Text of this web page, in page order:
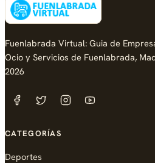
Fuenlabrada Virtual: Guia de
Ocio y Servicios de Fuenlabrada,
2026
CATEGORÍAS
Deportes